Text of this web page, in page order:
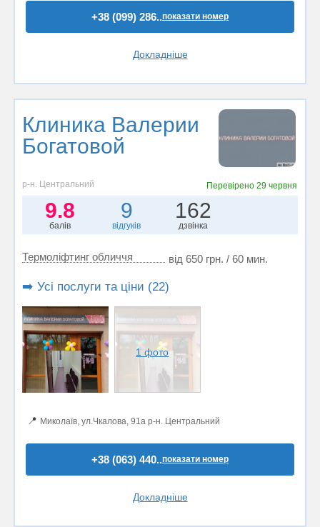
+38 (099) 286..показати номер
Докладніше
Клиника Валерии
Богатовой
р-н. Центральний Перевірено29 червня
9.8
балів
9
відгуків
162
дзвінка
Термоліфтинг обличчя від 650 грн. / 60 мин.
➡️ Усі послуги та ціни (22)
1 фото
📍 Миколаїв, ул.Чкалова, 91а р-н. Центральний
+38 (063) 440..показати номер
Докладніше